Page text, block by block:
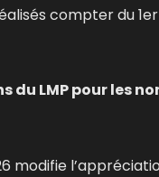
compter du
du LMP pour les
modifie